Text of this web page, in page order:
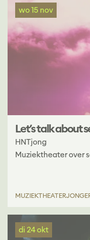
Let’s talk about
HNTjong
Muziektheater over
wo 15 nov
MUZIEKTHEATER
di 24 okt